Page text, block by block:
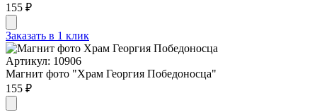
155 ₽
Заказать в 1 клик
Артикул: 10906
Магнит фото "Храм Георгия Победоносца"
155 ₽